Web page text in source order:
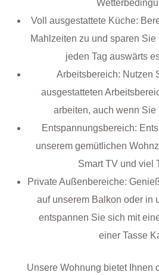
Voll ausgestattete Küche:
Mahlzeiten zu und sparen
jeden Tag auswärts
Arbeitsbereich: Nutzen
ausgestatteten
arbeiten, auch wenn Sie
Entspannungsbereich:
unserem gemütlichen
Smart TV und viel
Private Außenbereiche:
auf unserem Balkon oder in
entspannen Sie sich mit
einer Tasse
Unsere Wohnung bietet Ihnen